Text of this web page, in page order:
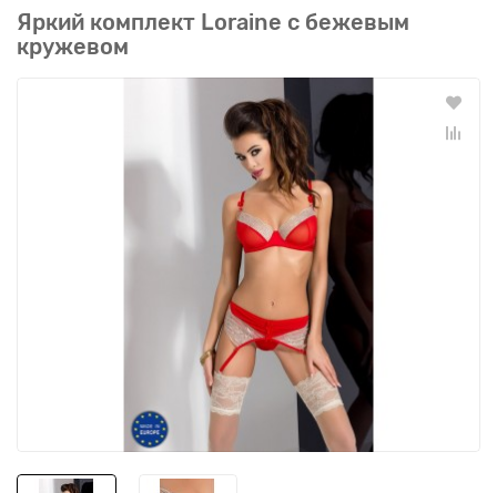
Яркий комплект Loraine с бежевым
кружевом